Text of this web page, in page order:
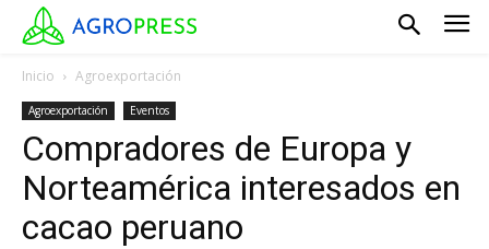
Inicio Agroexportación
Agroexportación Eventos
Compradores de Europa y
Norteamérica interesados en
cacao peruano